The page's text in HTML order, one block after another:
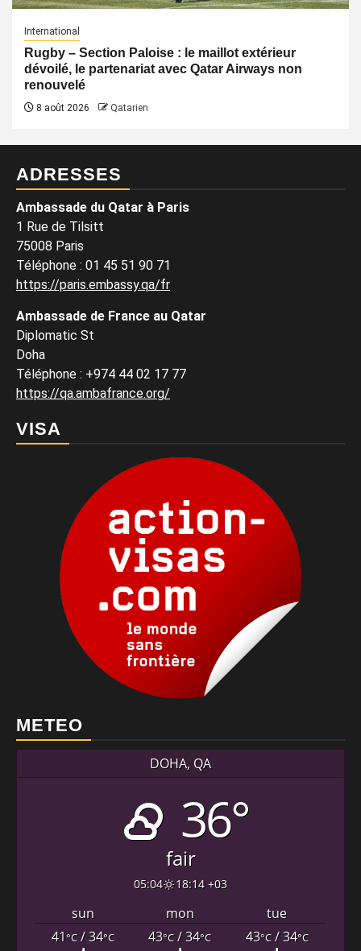
International
Rugby – Section Paloise : le maillot extérieur
dévoilé, le partenariat avec Qatar Airways non
renouvelé
8 août 2026 Qatarien
ADRESSES
Ambassade du Qatar à Paris
1 Rue de Tilsitt
75008 Paris
Téléphone : 01 45 51 90 71
https://paris.embassy.qa/fr
Ambassade de France au Qatar
Diplomatic St
Doha
Téléphone : +974 44 02 17 77
https://qa.ambafrance.org/
VISA
METEO
DOHA, QA
36°
fair
05:04 18:14 +03
sun mon
tue
41°C/ 34°C 43°C/ 34°C 43°C/ 34°C